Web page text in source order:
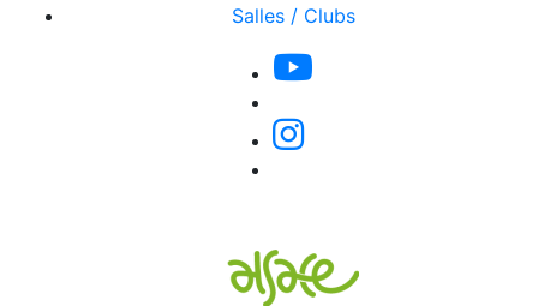
Salles / Clubs